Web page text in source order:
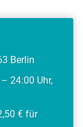
Berlin
24:00 Uhr,
€ für